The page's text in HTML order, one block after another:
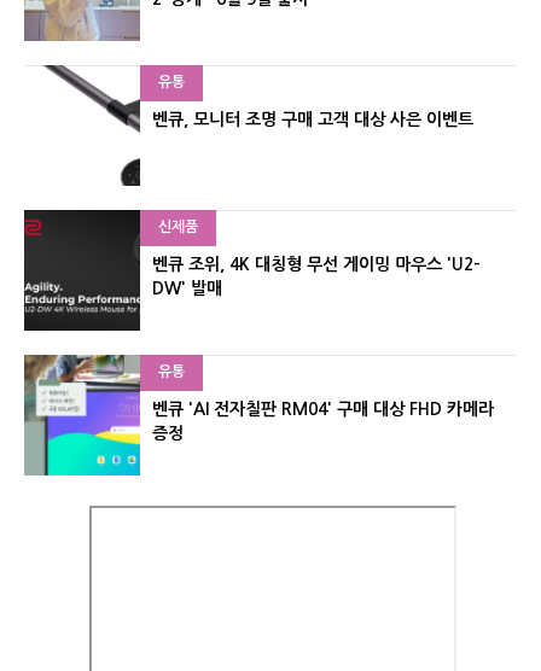
유통
벤큐, 모니터 조명 구매 고객 대상 사은 이벤트
신제품
벤큐 조위, 4K 대칭형 무선 게이밍 마우스 'U2-
DW' 발매
유통
벤큐 'AI 전자칠판 RM04' 구매 대상 FHD 카메라
증정